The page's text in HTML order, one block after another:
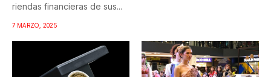
riendas financieras de sus...
7 MARZO, 2025